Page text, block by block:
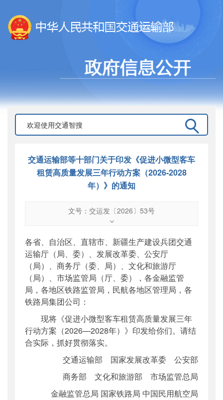
交通运输部等十部门关于印发《促进小微型客车
租赁高质量发展三年行动方案（2026-2028
年）》的通知
文号：交运发〔2026〕53号
交运发〔2026〕53号
公开日期：2026年06月05日
主题词：
小微型客车租赁;三年行动方案
机构分类：运输服务司
主题分类：其他政策性文件
公文类型：部文件
各省、自治区、直辖市、新疆生产建设兵团交通
运输厅（局、委）、发展改革委、公安厅
（局）、商务厅（委、局）、文化和旅游厅
（局）、市场监管局（厅、委），各金融监管
局，各地区铁路监管局，民航各地区管理局，各
铁路局集团公司：
现将《促进小微型客车租赁高质量发展三年
行动方案（2026—2028年）》印发给你们。请结
合实际，抓好贯彻落实。
交通运输部 国家发展改革委 公安部
商务部 文化和旅游部 市场监管总局
金融监管总局 国家铁路局 中国民用航空局